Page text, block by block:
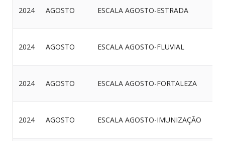
2024 AGOSTO ESCALA AGOSTO-ESTRADA
2024 AGOSTO ESCALA AGOSTO-FLUVIAL
2024 AGOSTO ESCALA AGOSTO-FORTALEZA
2024 AGOSTO ESCALA AGOSTO-IMUNIZAÇÃO